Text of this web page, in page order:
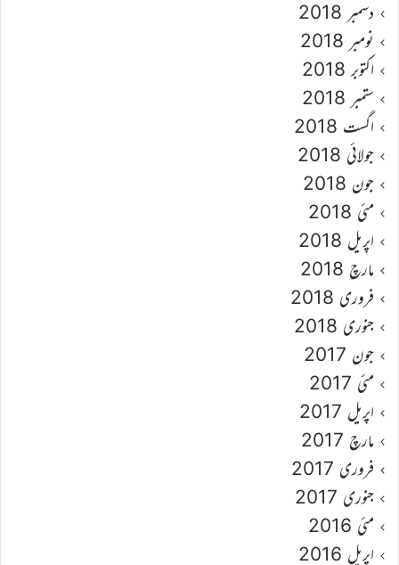
دسمبر 2018
نومبر 2018
اکتوبر 2018
ستمبر 2018
اگست 2018
جولائی 2018
جون 2018
مئی 2018
اپریل 2018
مارچ 2018
فروری 2018
جنوری 2018
جون 2017
مئی 2017
اپریل 2017
مارچ 2017
فروری 2017
جنوری 2017
مئی 2016
اپریل 2016